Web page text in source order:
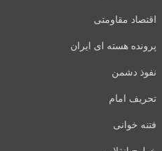
اقتصاد مقاومتی
پرونده هسته ای ایران
نفوذ دشمن
تحریف امام
فتنه خوانی